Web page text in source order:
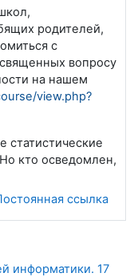
родителей,
с
вопросу
на нашем
view.php?
статистические
кто осведомлен,
ссылка
информатики. 17